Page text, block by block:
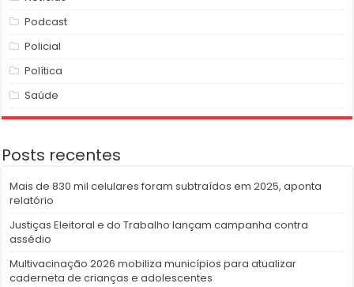
Podcast
Policial
Política
Saúde
Posts recentes
Mais de 830 mil celulares foram subtraídos em 2025, aponta
relatório
Justiças Eleitoral e do Trabalho lançam campanha contra
assédio
Multivacinação 2026 mobiliza municípios para atualizar
caderneta de crianças e adolescentes